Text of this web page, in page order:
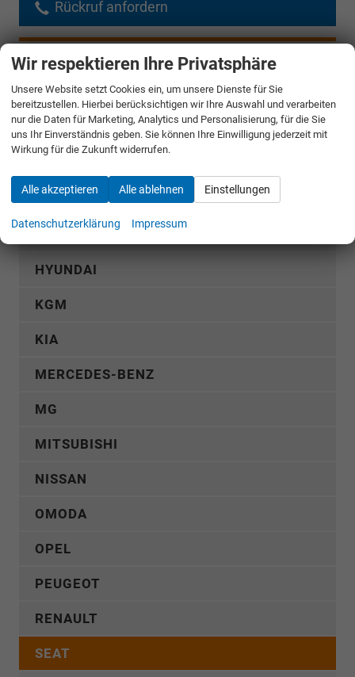
Rückruf anfordern
AUDI
CUPRA
DACIA
FORD
HYUNDAI
KGM
KIA
MERCEDES-BENZ
MG
MITSUBISHI
NISSAN
OMODA
OPEL
PEUGEOT
RENAULT
SEAT
Wir respektieren Ihre Privatsphäre
Unsere Website setzt Cookies ein, um unsere Dienste für Sie
bereitzustellen. Hierbei berücksichtigen wir Ihre Auswahl und verarbeiten
nur die Daten für Marketing, Analytics und Personalisierung, für die Sie
uns Ihr Einverständnis geben. Sie können Ihre Einwilligung jederzeit mit
Wirkung für die Zukunft widerrufen.
Alle akzeptieren Alle ablehnen Einstellungen
Datenschutzerklärung Impressum